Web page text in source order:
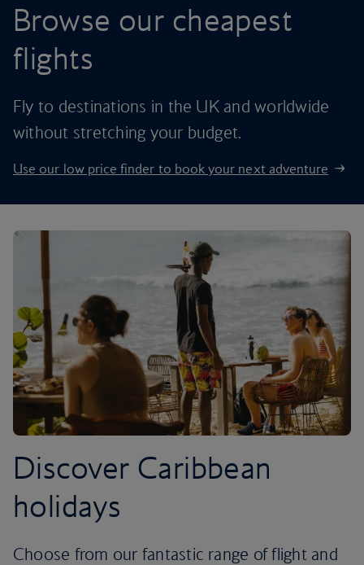
Browse our cheapest
flights
Fly to destinations in the UK and worldwide
without stretching your budget.
Use our low price finder to book your next adventure
Discover Caribbean
holidays
Choose from our fantastic range of flight and